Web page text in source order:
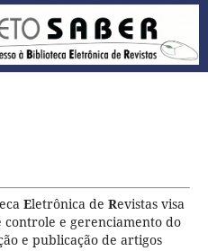
Eletrônica de Revistas visa
e gerenciamento do
e publicação de artigos